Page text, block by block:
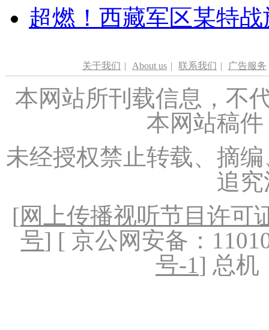
超燃！西藏军区某特
关于我们 | About us | 联系我们 | 广告服务
本网站所刊载信息，不
本网站稿
未经授权禁止转载、摘
追
[网上传播视听节目许可
号] [ 京公网安备：
号-1] 总机